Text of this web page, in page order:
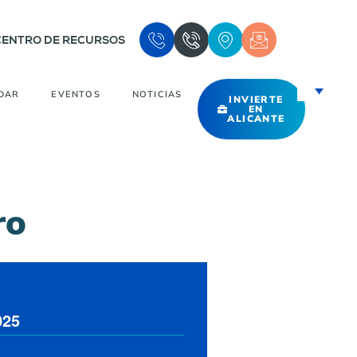
DE RECURSOS
EVENTOS NOTICIAS
INVIERTE
EN
ALICANTE